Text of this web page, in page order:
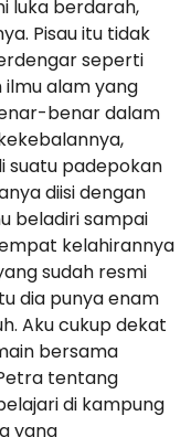
luka berdarah,
Pisau itu tidak
seperti
alam yang
benar dalam
suatu padepokan
diisi dengan
beladiri sampai
kelahirannya
sudah resmi
dia punya enam
Aku cukup dekat
bersama
tentang
di kampung
yang